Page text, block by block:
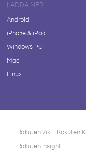
LADDA NER
Android
iPhone & iPad
Windows PC
Mac
Linux
Rakuten Viki Rakuten
Rakuten Insight